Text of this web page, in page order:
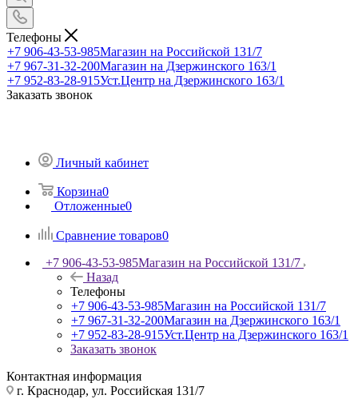
Телефоны
+7 906-43-53-985Магазин на Российской 131/7
+7 967-31-32-200Магазин на Дзержинского 163/1
+7 952-83-28-915Уст.Центр на Дзержинского 163/1
Заказать звонок
Личный кабинет
Корзина0
Отложенные0
Сравнение товаров0
+7 906-43-53-985Магазин на Российской 131/7
Назад
Телефоны
+7 906-43-53-985Магазин на Российской 131/7
+7 967-31-32-200Магазин на Дзержинского 163/1
+7 952-83-28-915Уст.Центр на Дзержинского 163/1
Заказать звонок
Контактная информация
г. Краснодар, ул. Российская 131/7